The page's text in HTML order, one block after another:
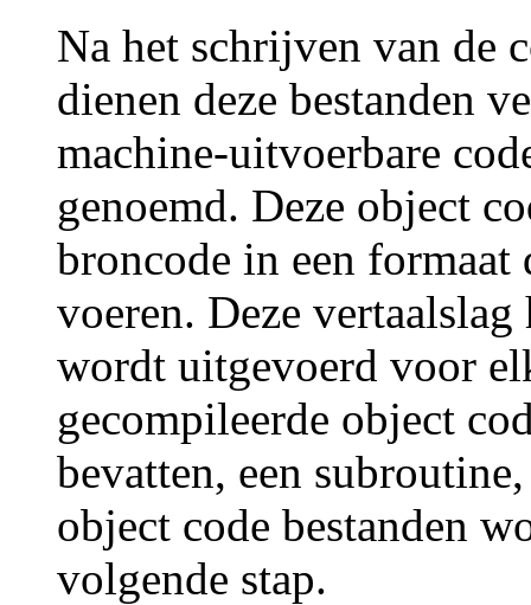
Na het schrijven van de
dienen deze bestanden
machine-uitvoerbare
genoemd. Deze object
broncode in een
voeren. Deze
wordt uitgevoerd voor
gecompileerde object
bevatten, een
object code bestanden
volgende stap.